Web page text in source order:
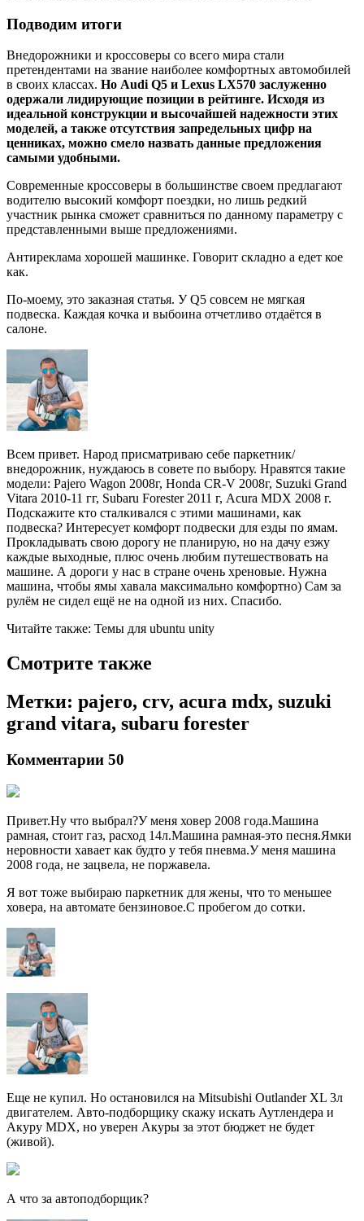
Подводим итоги
Внедорожники и кроссоверы со всего мира стали
претендентами на звание наиболее комфортных автомобилей
в своих классах. Но Audi Q5 и Lexus LX570 заслуженно
одержали лидирующие позиции в рейтинге. Исходя из
идеальной конструкции и высочайшей надежности этих
моделей, а также отсутствия запредельных цифр на
ценниках, можно смело назвать данные предложения
самыми удобными.
Современные кроссоверы в большинстве своем предлагают
водителю высокий комфорт поездки, но лишь редкий
участник рынка сможет сравниться по данному параметру с
представленными выше предложениями.
Антиреклама хорошей машинке. Говорит складно а едет кое
как.
По-моему, это заказная статья. У Q5 совсем не мягкая
подвеска. Каждая кочка и выбоина отчетливо отдаётся в
салоне.
Всем привет. Народ присматриваю себе паркетник/
внедорожник, нуждаюсь в совете по выбору. Нравятся такие
модели: Pajero Wagon 2008г, Honda CR-V 2008г, Suzuki Grand
Vitara 2010-11 гг, Subaru Forester 2011 г, Acura MDX 2008 г.
Подскажите кто сталкивался с этими машинами, как
подвеска? Интересует комфорт подвески для езды по ямам.
Прокладывать свою дорогу не планирую, но на дачу езжу
каждые выходные, плюс очень любим путешествовать на
машине. А дороги у нас в стране очень хреновые. Нужна
машина, чтобы ямы хавала максимально комфортно) Сам за
рулём не сидел ещё не на одной из них. Спасибо.
Читайте также: Темы для ubuntu unity
Смотрите также
Метки: pajero, crv, acura mdx, suzuki
grand vitara, subaru forester
Комментарии 50
Привет.Ну что выбрал?У меня ховер 2008 года.Машина
рамная, стоит газ, расход 14л.Машина рамная-это песня.Ямки
неровности хавает как будто у тебя пневма.У меня машина
2008 года, не зацвела, не поржавела.
Я вот тоже выбираю паркетник для жены, что то меньшее
ховера, на автомате бензиновое.С пробегом до сотки.
Еще не купил. Но остановился на Mitsubishi Outlander XL 3л
двигателем. Авто-подборщику скажу искать Аутлендера и
Акуру MDX, но уверен Акуры за этот бюджет не будет
(живой).
А что за автоподборщик?